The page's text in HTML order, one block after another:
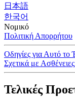
日本語
한국어
Νομικό
Πολιτική Απορρήτου
Οδηγίες για Αυτό το
Σχετικά με
Τελικές